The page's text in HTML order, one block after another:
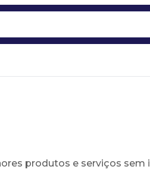
produtos e serviços sem